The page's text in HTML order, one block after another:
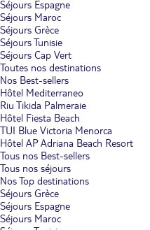
Séjours Espagne
Séjours Maroc
Séjours Grèce
Séjours Tunisie
Séjours Cap Vert
Toutes nos destinations
Nos Best-sellers
Hôtel Mediterraneo
Riu Tikida Palmeraie
Hôtel Fiesta Beach
TUI Blue Victoria Menorca
Hôtel AP Adriana Beach Resort
Tous nos Best-sellers
Tous nos séjours
Nos Top destinations
Séjours Grèce
Séjours Espagne
Séjours Maroc